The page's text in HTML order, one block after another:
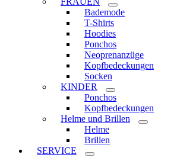
Bademode
T-Shirts
Hoodies
Ponchos
Neoprenanzüge
Kopfbedeckungen
Socken
KINDER
Ponchos
Kopfbedeckungen
Helme und Brillen
Helme
Brillen
SERVICE